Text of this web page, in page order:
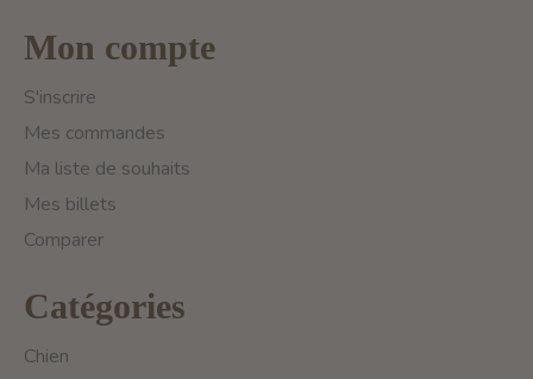
Mon compte
S'inscrire
Mes commandes
Ma liste de souhaits
Mes billets
Comparer
Catégories
Chien